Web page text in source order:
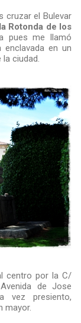
cruzar el Bulevar
la Rotonda de los
pues me llamó
en un
ciudad.
centro por la C/
de Jose
vez presiento,
mayor.